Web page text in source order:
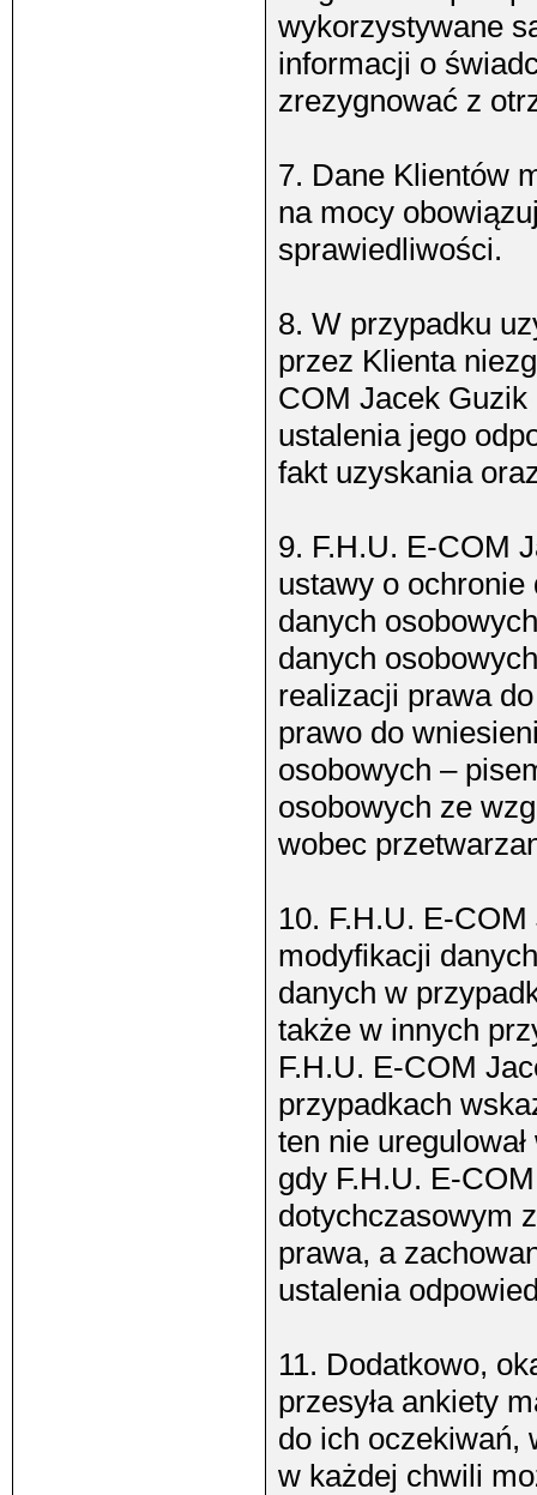
wykorzystywane
informacji o
zrezygnować z
7. Dane Klientów
na mocy
sprawiedliwości.
8. W przypadku
przez Klienta
COM Jacek
ustalenia jego
fakt uzyskania
9. F.H.U. E-COM
ustawy o ochronie
danych
danych
realizacji prawa
prawo do
osobowych –
osobowych ze
wobec
10. F.H.U. E-
modyfikacji
danych w
także w innych
F.H.U. E-COM
przypadkach
ten nie
gdy F.H.U. E-
dotychczasowym
prawa, a
ustalenia
11. Dodatkowo,
przesyła ankiety
do ich oczekiwań,
w każdej chwili